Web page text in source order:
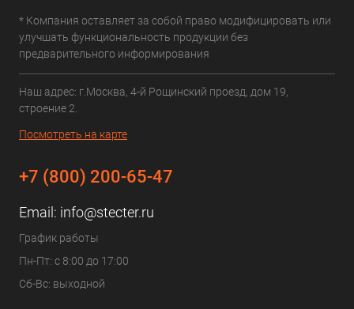
* Компания оставляет за собой право модифицировать или
улучшать функциональность продукции без
предварительного информирования
Наш адрес: г.Москва, 4-й Рощинский проезд, дом 19,
строение 2.
Посмотреть на карте
+7 (800) 200-65-47
Email: info@stecter.ru
График работы
Пн-Пт: с 8:00 до 17:00
Сб-Вс: выходной